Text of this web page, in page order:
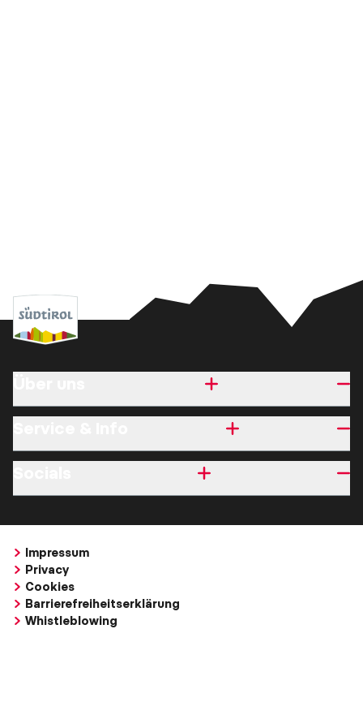
Impressum
Privacy
Cookies
Barrierefreiheitserklärung
Whistleblowing